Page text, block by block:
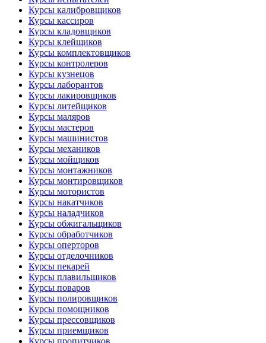
Курсы калибровщиков
Курсы кассиров
Курсы кладовщиков
Курсы клейщиков
Курсы комплектовщиков
Курсы контролеров
Курсы кузнецов
Курсы лаборантов
Курсы лакировщиков
Курсы литейщиков
Курсы маляров
Курсы мастеров
Курсы машинистов
Курсы механиков
Курсы мойщиков
Курсы монтажников
Курсы монтировщиков
Курсы мотористов
Курсы накатчиков
Курсы наладчиков
Курсы обжигальщиков
Курсы обработчиков
Курсы оперторов
Курсы отделочников
Курсы пекарей
Курсы плавильщиков
Курсы поваров
Курсы полировщиков
Курсы помощников
Курсы прессовщиков
Курсы приемщиков
Курсы пропитчиков